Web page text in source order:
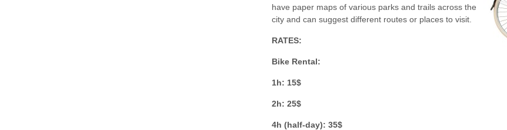
have paper maps of various parks and trails across the
city and can suggest different routes or places to visit.
RATES:
Bike Rental:
1h: 15$
2h: 25$
4h (half-day): 35$